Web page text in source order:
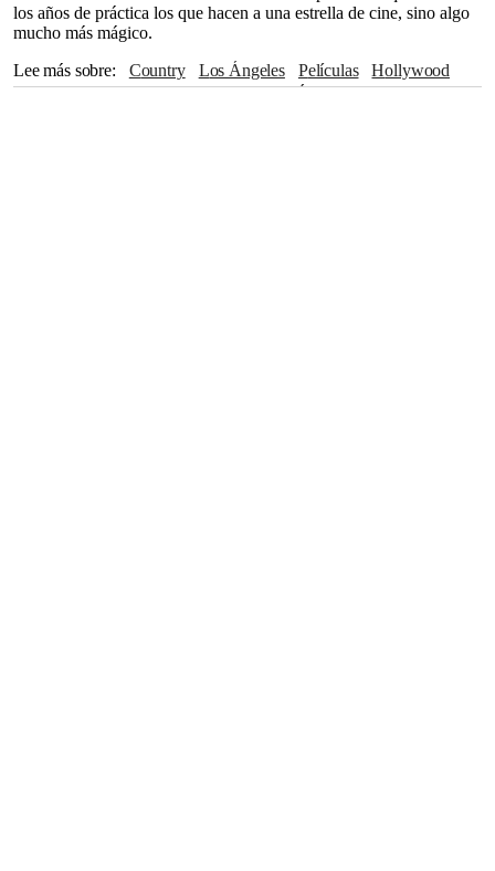
los años de práctica los que hacen a una estrella de cine, sino algo
mucho más mágico.
Lee más sobre
Country Los Ángeles películas
Hollywood